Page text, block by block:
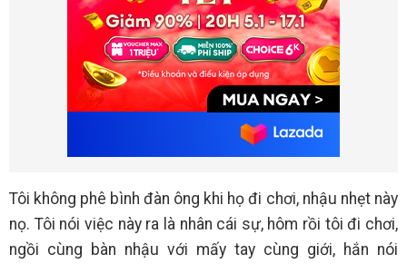
Tôi không phê bình đàn ông khi họ đi chơi, nhậu nhẹt này
nọ. Tôi nói việc này ra là nhân cái sự, hôm rồi tôi đi chơi,
ngồi cùng bàn nhậu với mấy tay cùng giới, hắn nói